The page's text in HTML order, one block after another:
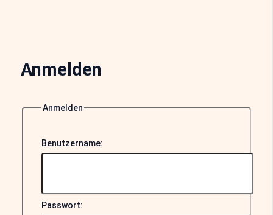
Anmelden
Anmelden
Benutzername:
Passwort: